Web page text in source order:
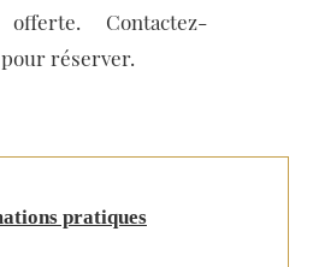
offerte. Contactez-
réserver.
pratiques